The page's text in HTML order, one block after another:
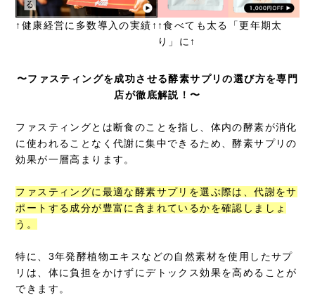
↑健康経営に多数導入の実績↑ ↑食べても太る「更年期太
り」に↑
〜ファスティングを成功させる酵素サプリの選び方を専門
店が徹底解説！〜
ファスティングとは断食のことを指し、体内の酵素が消化
に使われることなく代謝に集中できるため、酵素サプリの
効果が一層高まります。
ファスティングに最適な酵素サプリを選ぶ際は、代謝をサ
ポートする成分が豊富に含まれているかを確認しましょ
う。
特に、3年発酵植物エキスなどの自然素材を使用したサプ
リは、体に負担をかけずにデトックス効果を高めることが
できます。